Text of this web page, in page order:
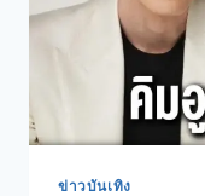
ข่าวบันเทิง